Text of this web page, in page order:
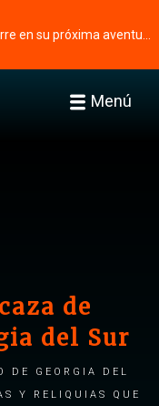
Menú
de
del Sur
de Georgia del
y reliquias que